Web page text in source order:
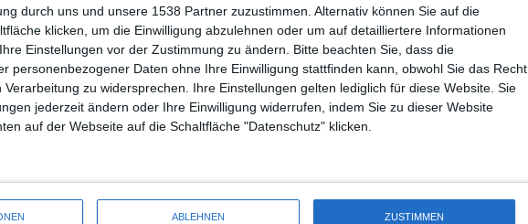
durch uns und unsere 1538 Partner zuzustimmen. Alternativ können Sie auf die
klicken, um die Einwilligung abzulehnen oder um auf detailliertere Informationen
Einstellungen vor der Zustimmung zu ändern.
Bitte beachten Sie, dass die
personenbezogener Daten ohne Ihre Einwilligung stattfinden kann, obwohl Sie das Recht
Verarbeitung zu widersprechen. Ihre Einstellungen gelten lediglich für diese Website. Sie
jederzeit ändern oder Ihre Einwilligung widerrufen, indem Sie zu dieser Website
auf der Webseite auf die Schaltfläche "Datenschutz" klicken.
ABLEHNEN ZUSTIMMEN